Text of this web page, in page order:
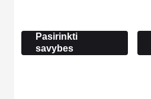
Pasirinkti
savybes